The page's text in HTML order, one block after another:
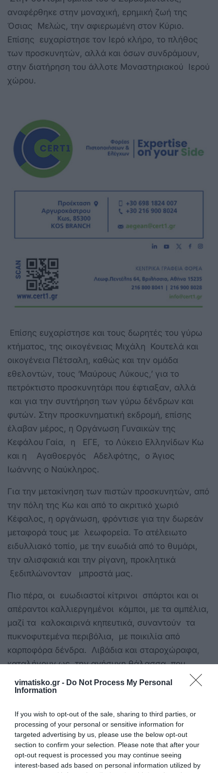
vimatisko.gr - Do Not Process My Personal
Information
If you wish to opt-out of the sale, sharing to third parties, or
processing of your personal or sensitive information for
targeted advertising by us, please use the below opt-out
section to confirm your selection. Please note that after your
opt-out request is processed you may continue seeing
interest-based ads based on personal information utilized by
αναφέρθηκε στην μοναχική, ερημική ζωή της
Όσιας Μελώς, την αφιερωμένη στον Κύριο.
Επίσης ευχαρίστησε τον Ιερό κλήρο, το πλήθος
των προσκυνητών, αλλά και όσων συνδράμουν,
στην διατήρηση του άλλοτε Μοναστηριακού Ιερού
χώρου.
Επίσης ευχαρίστησε και τους δωρητές του γύρω
κτήματος, της οικογένειας Μιχάλη Κουτελά και
οικογένεια Πέτσαλη, καθώς και την ομάδα
εθελοντών, τους ‘Μαύρους Λύκους,’ για το
πετρόκτιστο προσκυνητάρι που έφτιαξαν, αλλά
και για την συντήρηση των γύρω δένδρων και
φυτών. Στην προσκυνηματική εκδρομή, επίσης
έλαβαν μέρος, η Οργάνωση Γυναικών της
Κεφάλου Γαία, η ΕΓΕ, το Λύκειο Ελληνίδων Κω
και η Αγαθοεργός Αδελφότης, ο Άγιος
Ιωάννης ο Ναύκληρος.
Για την μετακίνηση των πιστών προσκυνητών, από
την πόλη της Κω και από το ακριτικό χωριό
Κέφαλος, η οργάνωση, φρόντισε για την δωρεάν
μεταφορά τους με λεωφορεία. Το ατέλειωτο
ειδυλλιακό τοπίο, με την ευωδιά από το θυμάρι,
την αλισφακιά και την ρίγανη, προκλητικά
ξεδιπλώνονταν μπροστά μας.
Πιο πέρα, οι ευωδιαστοί κίτρινοι σπάρτοι και οι
απέραντοι καλλιεργημένοι κάμποι, με τα αμπέλια,
μαζί τα καλοκαιρινά κηπευτικά, συναντούν τα
πυκνοφυτεμένα περιβόλια, με ποικιλία από
καρποφόρα δένδρα. Λιβάδια και σταροχώραφα,
καταλήγουν ως την ανήσυχη θάλασσα, που
σφιχταγκαλιάζει τις ακτογραμμές του νησιού της
όμορφης Κω. Ο βραχνός θόρυβος των οχημάτων,
μας συντρόφεψαν ως το κέντρο της πόλης μας.
Με την ματιά μας πλημμυρισμένη με όμορφες
εικόνες, τις αισθήσεις μας να τις συνοδεύει η
αξεπέραστη μυρωδιά της θυμαρο-ρίγανης και την